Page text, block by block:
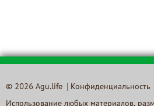
© 2026 Agu.life Конфиденциальность
Использование любых материалов,